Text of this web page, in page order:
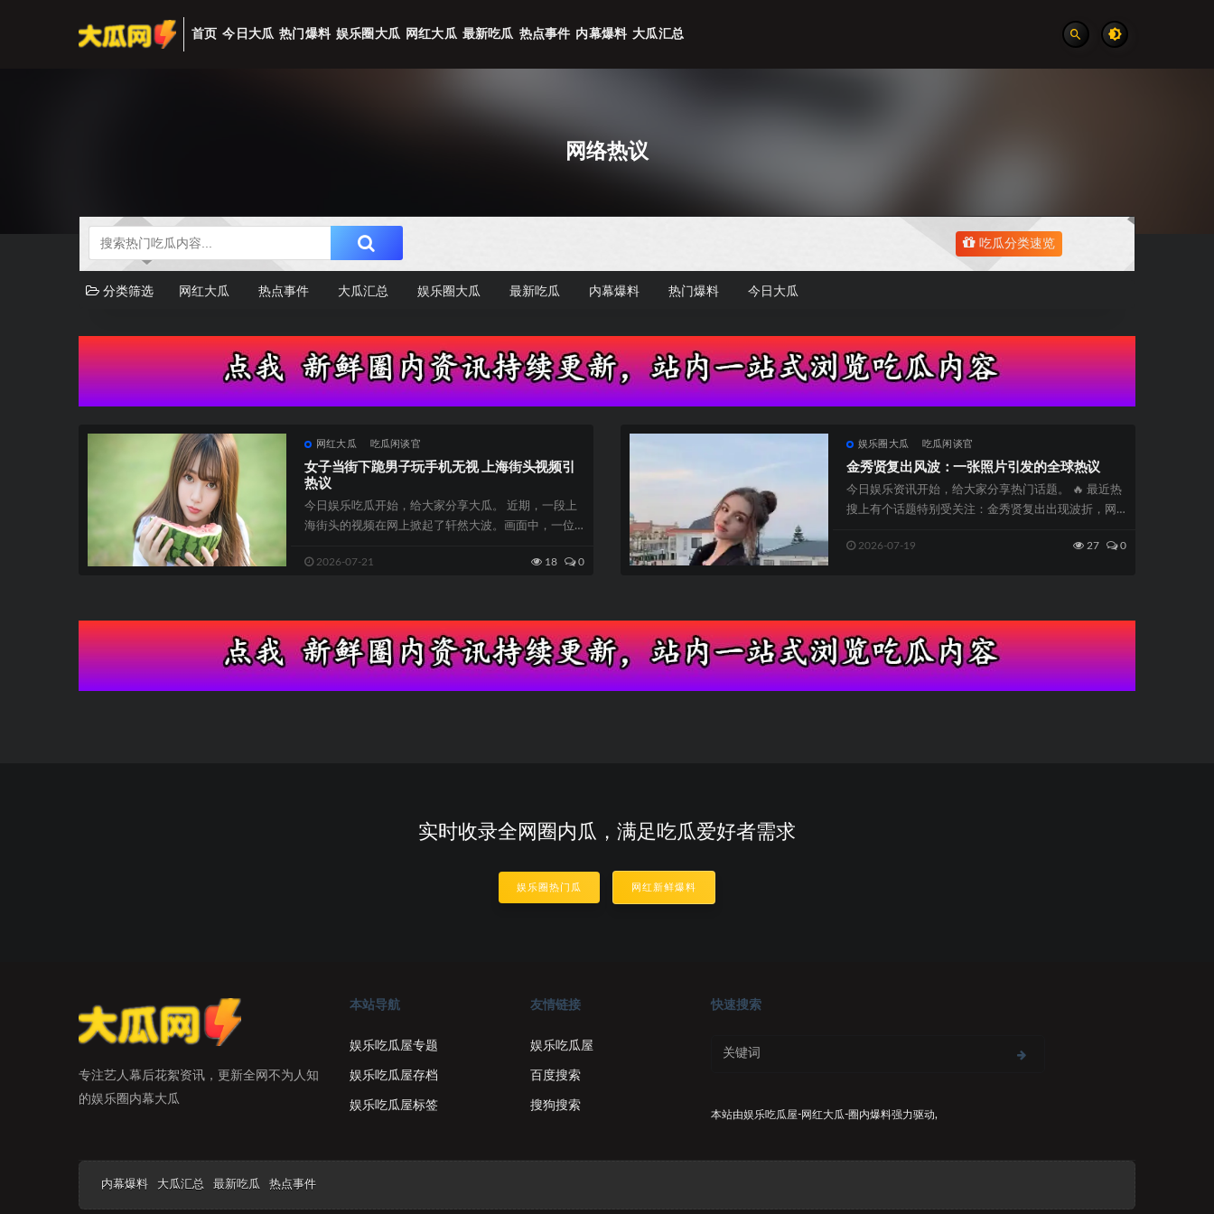
首页 今日大瓜 热门爆料 娱乐圈大瓜 网红大瓜 最新吃瓜 热点事件 内幕爆料 大瓜汇总
网络热议
吃瓜分类速览
分类筛选 网红大瓜 热点事件 大瓜汇总 娱乐圈大瓜 最新吃瓜 内幕爆料 热门爆料 今日大瓜
网红大瓜 吃瓜闲谈官
女子当街下跪男子玩手机无视 上海街头视频引
热议
今日娱乐吃瓜开始，给大家分享大瓜。 近期，一段上
海街头的视频在网上掀起了轩然大波。画面中，一位
2026-07-21 18 0
娱乐圈大瓜 吃瓜闲谈官
金秀贤复出风波：一张照片引发的全球热议
今日娱乐资讯开始，给大家分享热门话题。 🔥 最近热
搜上有个话题特别受关注：金秀贤复出出现波折，网
2026-07-19 27 0
实时收录全网圈内瓜，满足吃瓜爱好者需求
娱乐圈热门瓜 网红新鲜爆料
专注艺人幕后花絮资讯，更新全网不为人知
的娱乐圈内幕大瓜
本站导航
娱乐吃瓜屋专题
娱乐吃瓜屋存档
娱乐吃瓜屋标签
友情链接
娱乐吃瓜屋
百度搜索
搜狗搜索
快速搜索
本站由娱乐吃瓜屋-网红大瓜-圈内爆料强力驱动,
内幕爆料 大瓜汇总 最新吃瓜 热点事件